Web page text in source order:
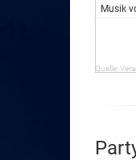
Musik
Quelle: